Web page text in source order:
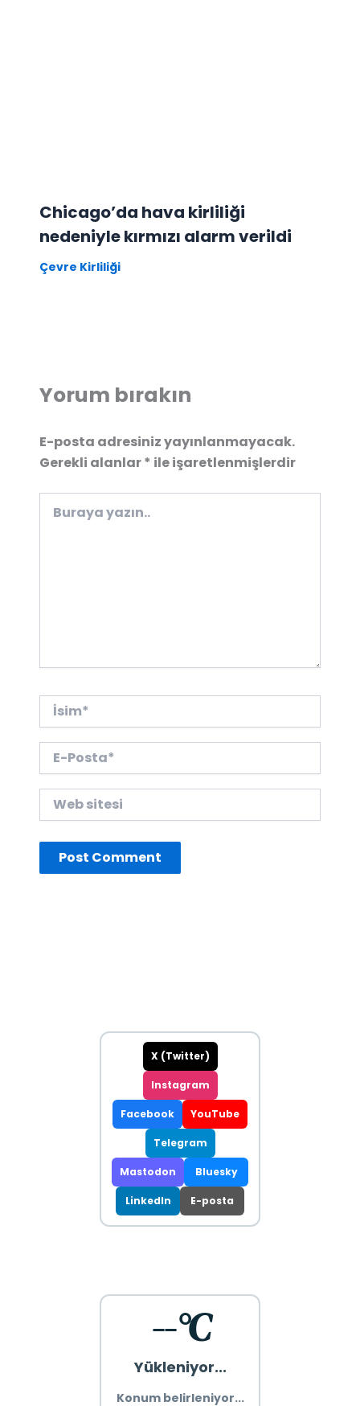
Chicago’da hava kirliliği
nedeniyle kırmızı alarm verildi
Çevre Kirliliği
Yorum bırakın
E-posta adresiniz yayınlanmayacak.
Gerekli alanlar* ile işaretlenmişlerdir
yazın..
İsim*
Posta*
sitesi
X (Twitter)
Instagram
Facebook YouTube
Telegram
Mastodon Bluesky
LinkedIn E-posta
--°C
Yükleniyor...
Konum belirleniyor...